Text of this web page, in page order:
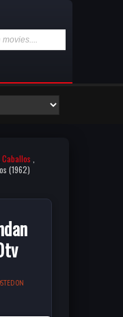
Caballos
(1962)
ON